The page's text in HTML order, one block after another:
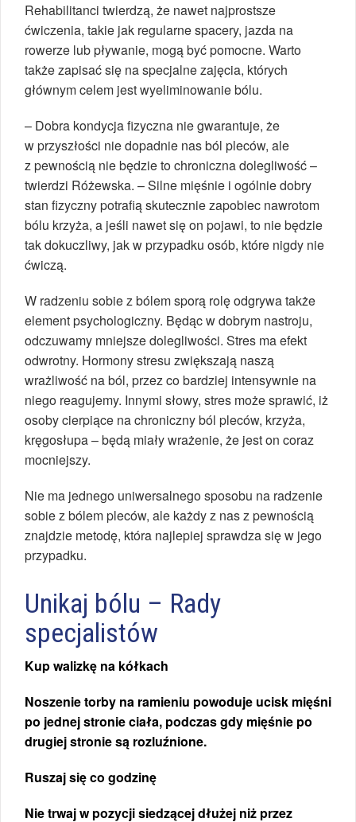
Rehabilitanci twierdzą, że nawet najprostsze
ćwiczenia, takie jak regularne spacery, jazda na
rowerze lub pływanie, mogą być pomocne. Warto
także zapisać się na specjalne zajęcia, których
głównym celem jest wyeliminowanie bólu.
– Dobra kondycja fizyczna nie gwarantuje, że
w przyszłości nie dopadnie nas ból pleców, ale
z pewnością nie będzie to chroniczna dolegliwość –
twierdzi Różewska. – Silne mięśnie i ogólnie dobry
stan fizyczny potrafią skutecznie zapobiec nawrotom
bólu krzyża, a jeśli nawet się on pojawi, to nie będzie
tak dokuczliwy, jak w przypadku osób, które nigdy nie
ćwiczą.
W radzeniu sobie z bólem sporą rolę odgrywa także
element psychologiczny. Będąc w dobrym nastroju,
odczuwamy mniejsze dolegliwości. Stres ma efekt
odwrotny. Hormony stresu zwiększają naszą
wrażliwość na ból, przez co bardziej intensywnie na
niego reagujemy. Innymi słowy, stres może sprawić, iż
osoby cierpiące na chroniczny ból pleców, krzyża,
kręgosłupa – będą miały wrażenie, że jest on coraz
mocniejszy.
Nie ma jednego uniwersalnego sposobu na radzenie
sobie z bólem pleców, ale każdy z nas z pewnością
znajdzie metodę, która najlepiej sprawdza się w jego
przypadku.
Unikaj bólu – Rady
specjalistów
Kup walizkę na kółkach
Noszenie torby na ramieniu powoduje ucisk mięśni
po jednej stronie ciała, podczas gdy mięśnie po
drugiej stronie są rozluźnione.
Ruszaj się co godzinę
Nie trwaj w pozycji siedzącej dłużej niż przez